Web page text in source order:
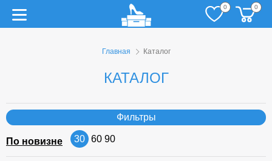
0 0
Главная Каталог
КАТАЛОГ
Фильтры
По новизне 30 60 90